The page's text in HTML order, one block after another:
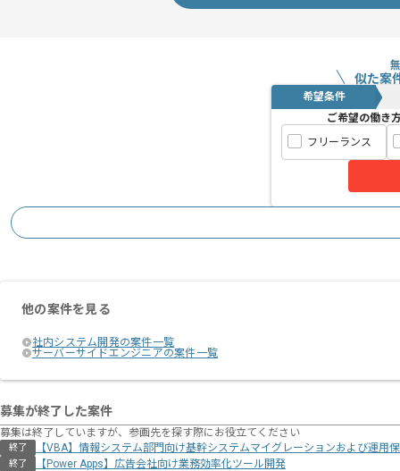
似た案
希望条件
ご希望の働き
フリーランス
他の案件を見る
社内システム開発の案件一覧
サーバーサイドエンジニアの案件一覧
募集が終了した案件
募集は終了していますが、参画先を探す際にお役立てください
終了 【VBA】情報システム部門向け基幹システムマイグレーションおよび運用
終了 【Power Apps】広告会社向け業務効率化ツール開発